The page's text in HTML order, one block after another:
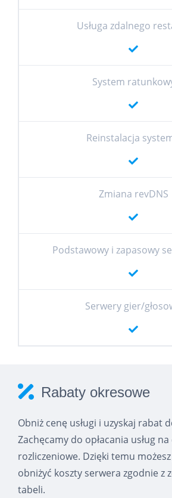
Usługa zdalnego
System
Reinstalacja
Zmiana revDNS
Podstawowy i zapasowy
Serwery gier/
Rabaty okresowe
Obniż cenę usługi i uzyskaj rabat
Zachęcamy do opłacania usług na
rozliczeniowe. Dzięki temu
obniżyć koszty serwera zgodnie z
tabeli.